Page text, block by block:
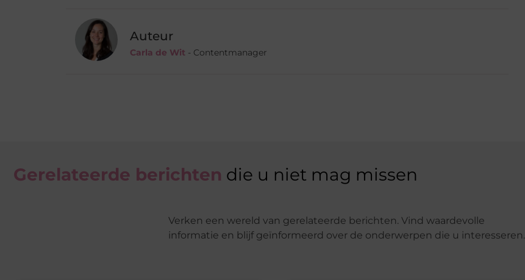
Auteur
Carla de Wit - Contentmanager
Gerelateerde berichten die u niet mag missen
Verken een wereld van gerelateerde berichten. Vind waardevolle
informatie en blijf geïnformeerd over de onderwerpen die u interesseren.